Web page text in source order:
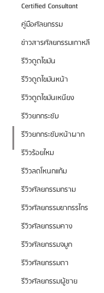
Certified Consultant
คู่มือศัลยกรรม
ข่าวสารศัลยกรรมเกาหลี
รีวิวดูดไขมัน
รีวิวดูดไขมันหน้า
รีวิวดูดไขมันเหนียง
รีวิวยกกระชับ
รีวิวยกกระชับหน้าผาก
รีวิวร้อยไหม
รีวิวลดโหนกแก้ม
รีวิวศัลยกรรมกราม
รีวิวศัลยกรรมขากรรไกร
รีวิวศัลยกรรมคาง
รีวิวศัลยกรรมจมูก
รีวิวศัลยกรรมตา
รีวิวศัลยกรรมผู้ชาย